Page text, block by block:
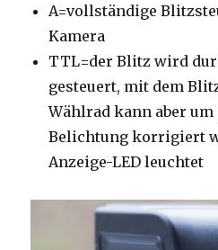
A=vollständige
Kamera
TTL=der Blitz wird
gesteuert, mit dem
Wählrad kann aber
Belichtung korrigiert
Anzeige-LED leuchtet